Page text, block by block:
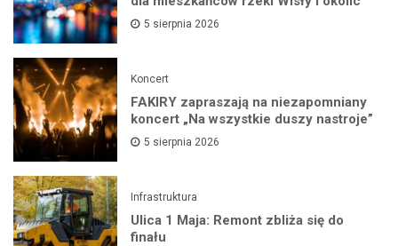
5 sierpnia 2026
Koncert
FAKIRY zapraszają na niezapomniany
koncert „Na wszystkie duszy nastroje”
5 sierpnia 2026
Infrastruktura
Ulica 1 Maja: Remont zbliża się do
finału